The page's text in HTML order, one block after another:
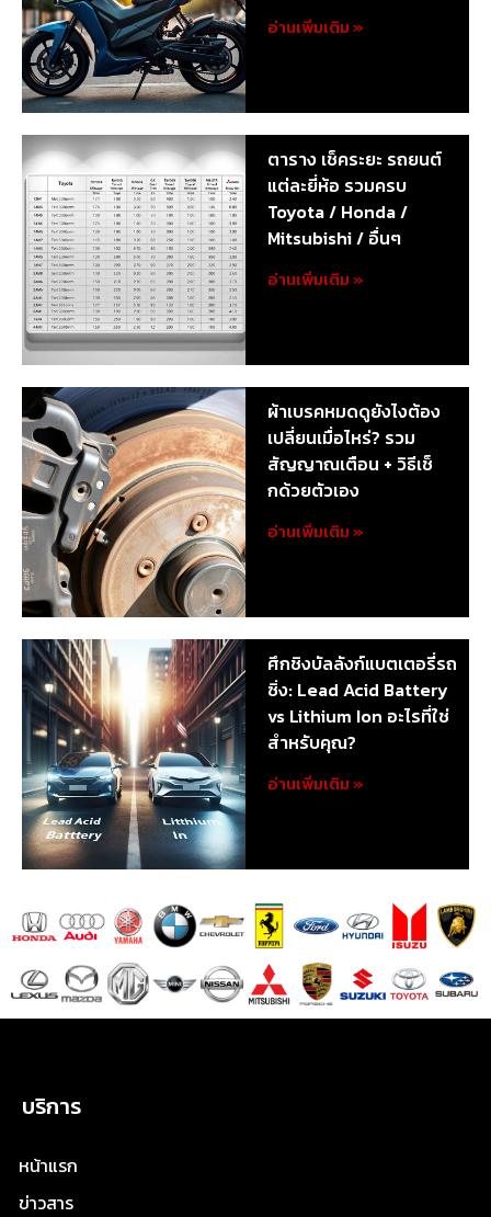
อ่านเพิ่มเติม »
ตาราง เช็คระยะ รถยนต์
แต่ละยี่ห้อ รวมครบ
Toyota / Honda /
Mitsubishi / อื่นๆ
อ่านเพิ่มเติม »
ผ้าเบรคหมดดูยังไงต้อง
เปลี่ยนเมื่อไหร่? รวม
สัญญาณเตือน + วิธีเช็
กด้วยตัวเอง
อ่านเพิ่มเติม »
ศึกชิงบัลลังก์แบตเตอรี่รถ
ซิ่ง: Lead Acid Battery
vs Lithium Ion อะไรที่ใช่
สำหรับคุณ?
อ่านเพิ่มเติม »
บริการ
หน้าแรก
ข่าวสาร